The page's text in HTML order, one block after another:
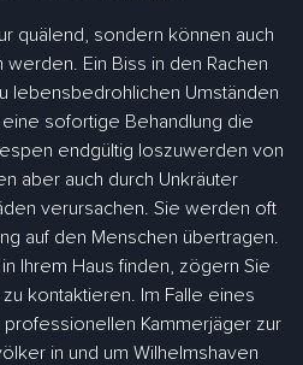
quälend, sondern können auch
Ein Biss in den Rachen
lebensbedrohlichen Umständen
sofortige Behandlung die
endgültig loszuwerden von
aber auch durch Unkräuter
verursachen. Sie werden oft
auf den Menschen übertragen.
Ihrem Haus finden, zögern Sie
kontaktieren. Im Falle eines
Kammerjäger zur
in und um Wilhelmshaven